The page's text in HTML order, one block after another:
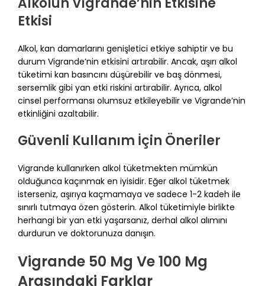
Etkisi
Alkol, kan damarlarını genişletici etkiye sahiptir ve bu
durum Vigrande’nin etkisini artırabilir. Ancak, aşırı alkol
tüketimi kan basıncını düşürebilir ve baş dönmesi,
sersemlik gibi yan etki riskini artırabilir. Ayrıca, alkol
cinsel performansı olumsuz etkileyebilir ve Vigrande’nin
etkinliğini azaltabilir.
Güvenli Kullanım İçin Öneriler
Vigrande kullanırken alkol tüketmekten mümkün
olduğunca kaçınmak en iyisidir. Eğer alkol tüketmek
isterseniz, aşırıya kaçmamaya ve sadece 1-2 kadeh ile
sınırlı tutmaya özen gösterin. Alkol tüketimiyle birlikte
herhangi bir yan etki yaşarsanız, derhal alkol alımını
durdurun ve doktorunuza danışın.
Vigrande 50 Mg Ve 100 Mg
Arasındaki Farklar